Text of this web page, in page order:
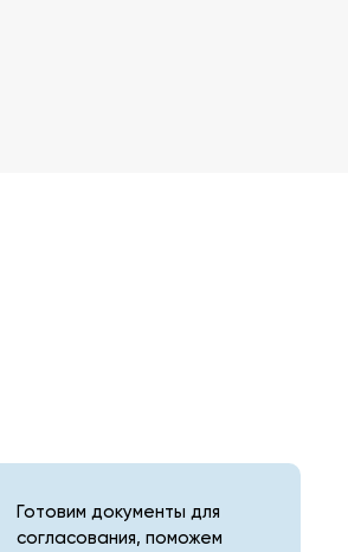
Готовим документы для
согласования, поможем